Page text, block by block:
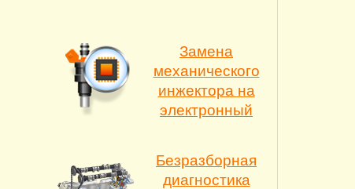
Замена
механического
инжектора на
электронный
Безразборная
диагностика